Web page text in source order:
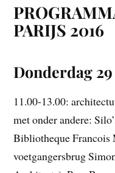
PARIJS 2016
Donderdag
11.00-13.00:
met onder andere:
Bibliotheque
voetgangersbrug